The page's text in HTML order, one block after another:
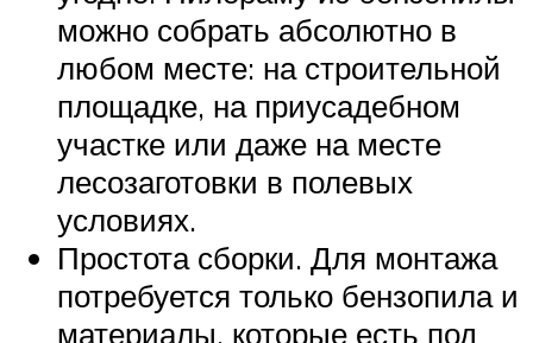
можно собрать абсолютно в
любом месте: на строительной
площадке, на приусадебном
участке или даже на месте
лесозаготовки в полевых
условиях.
Простота сборки. Для монтажа
потребуется только бензопила и
материалы, которые есть под